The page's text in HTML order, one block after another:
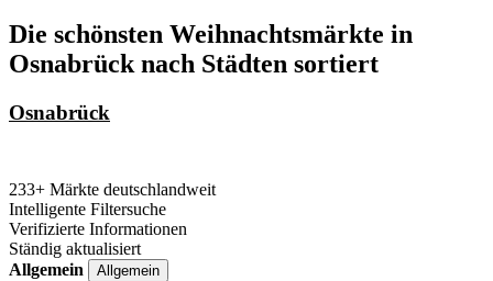
Die schönsten Weihnachtsmärkte in
Osnabrück nach Städten sortiert
Osnabrück
233+ Märkte deutschlandweit
Intelligente Filtersuche
Verifizierte Informationen
Ständig aktualisiert
Allgemein
Allgemein